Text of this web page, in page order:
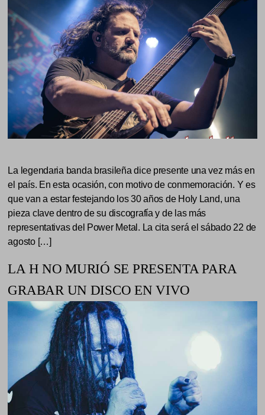
La legendaria banda brasileña dice presente una vez más en
el país. En esta ocasión, con motivo de conmemoración. Y es
que van a estar festejando los 30 años de Holy Land, una
pieza clave dentro de su discografía y de las más
representativas del Power Metal. La cita será el sábado 22 de
agosto […]
LA H NO MURIÓ SE PRESENTA PARA
GRABAR UN DISCO EN VIVO